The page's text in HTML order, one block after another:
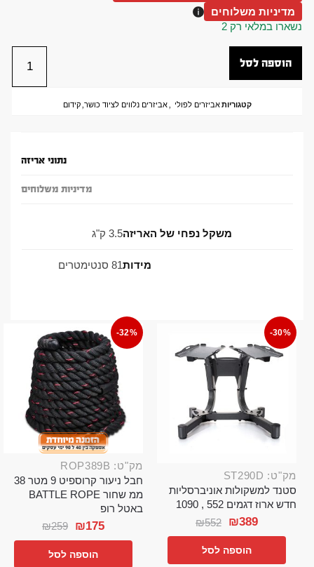
מדיניות משלוחים
נשארו במלאי רק 2
הוספה לסל
קטגוריות אביזרים לפולי ,אביזרים נלווים לציוד כושר,קידום
נתוני אריזה
מדיניות משלוחים
משקל נפחי של האריזה3.5 ק"ג
מידות81 סנטימטרים
-30%
מק"ט: ST290D
סטנד למשקולות אוניברסליות
חדש ארוז דגמים 552 , 1090
₪552 ₪389
הוספה לסל
-32%
מק"ט: ROP389B
חבל ניעור קרוספיט 9 מטר 38
ממ שחור BATTLE ROPE
באטל רופ
₪259 ₪175
הוספה לסל